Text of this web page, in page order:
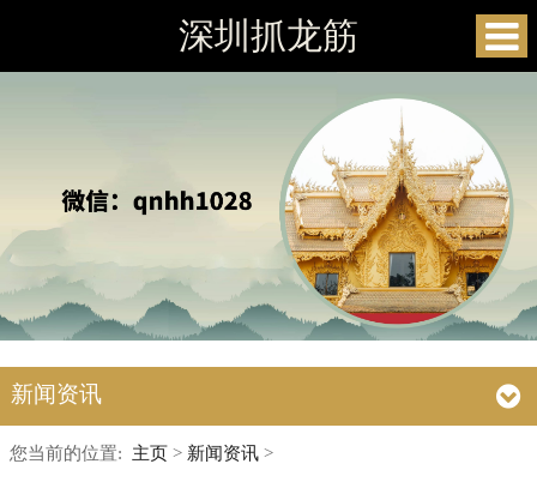
深圳抓龙筋
新闻资讯
您当前的位置: 主页> 新闻资讯>